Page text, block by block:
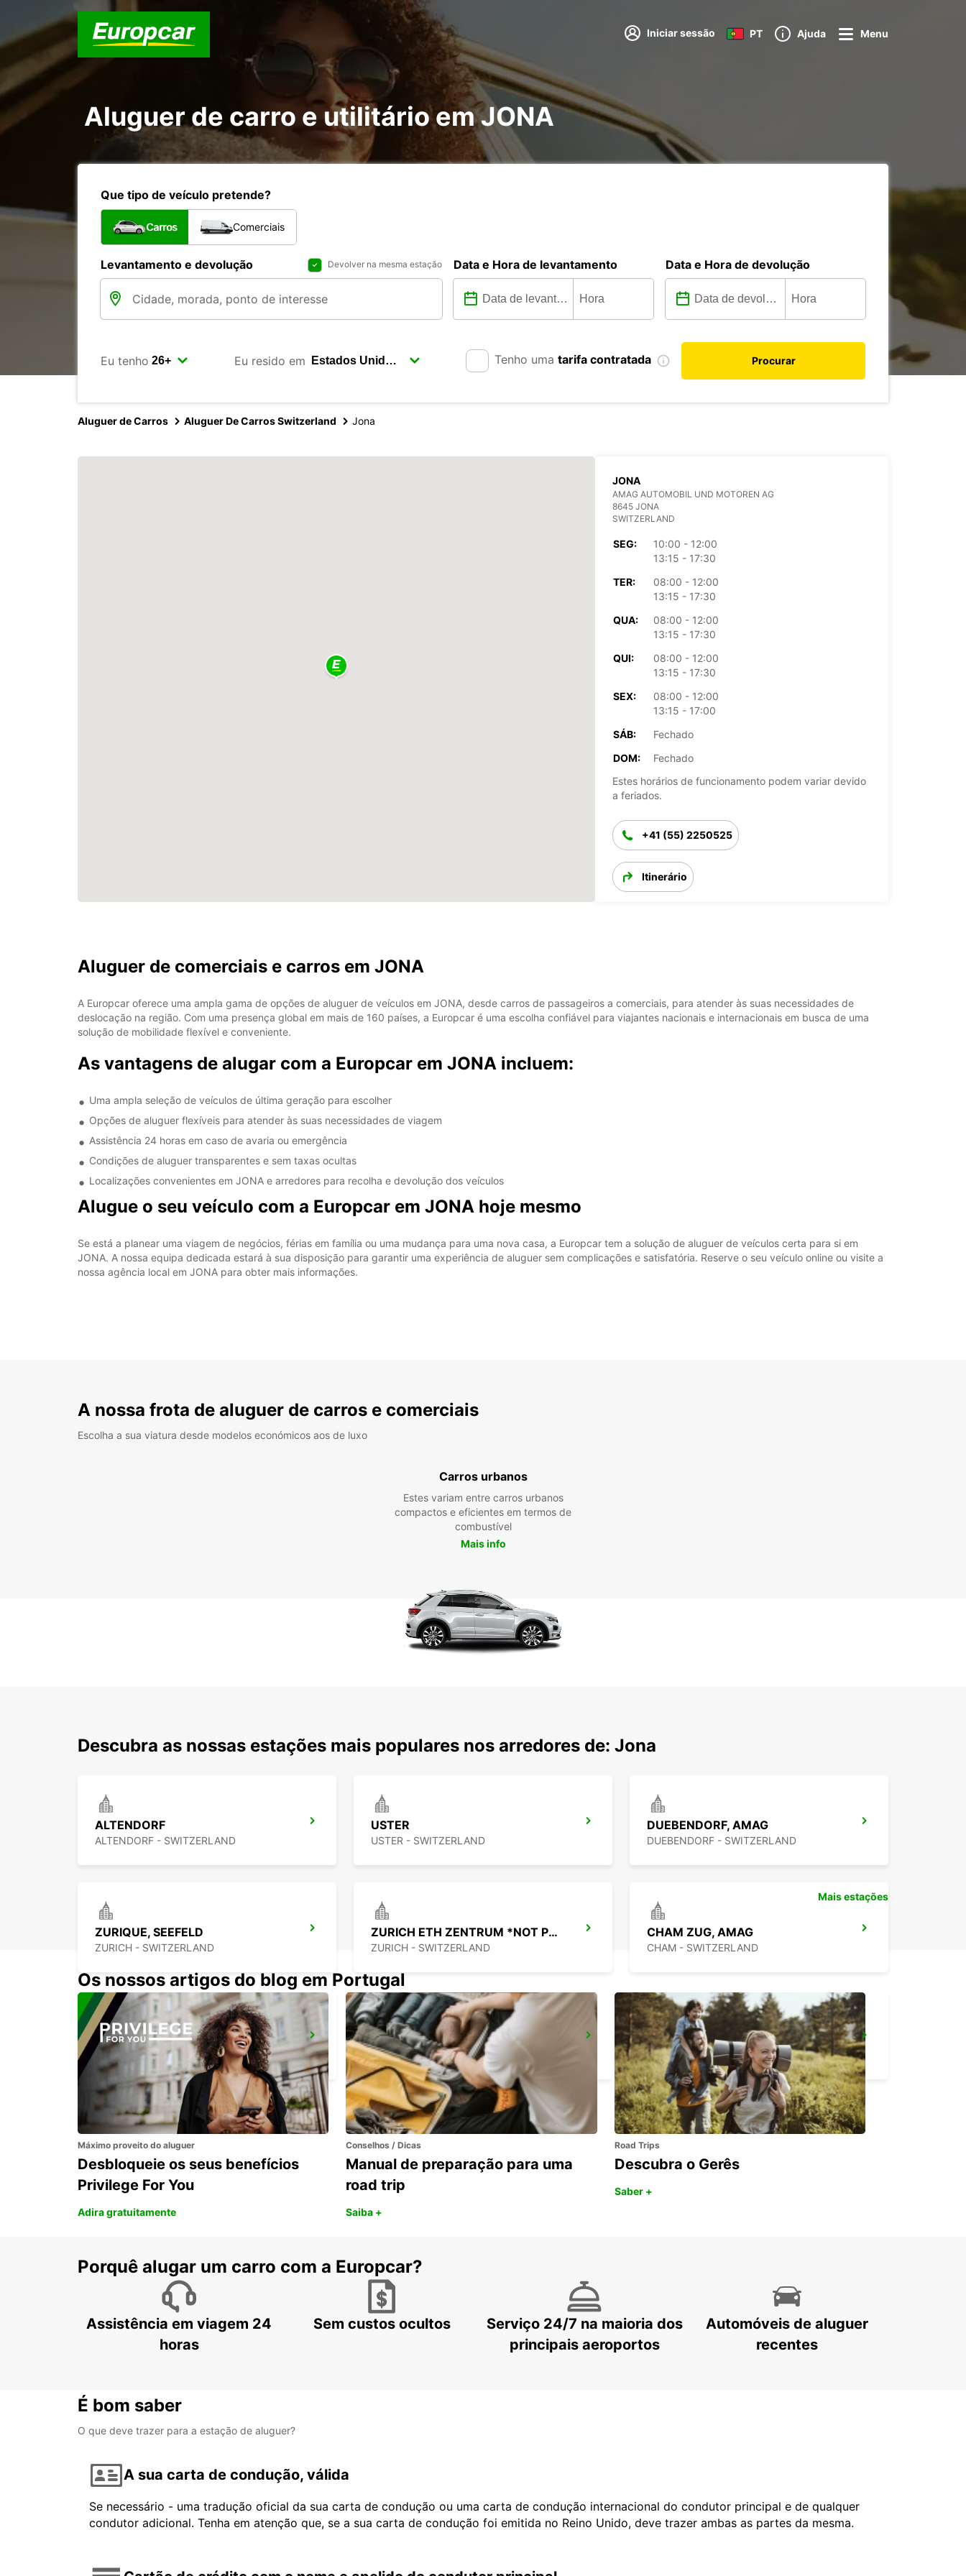
Iniciar sessão PT Ajuda Menu
Aluguer de carro e utilitário em JONA
Que tipo de veículo pretende?
Carros Comerciais
Levantamento e devolução Devolver na mesma estação Data e Hora de levantamento Data e Hora de devolução
Eu tenho Eu resido em Tenho uma tarifa contratada Procurar
Aluguer de Carros Aluguer De Carros Switzerland Jona
JONA
AMAG AUTOMOBIL UND MOTOREN AG
8645 JONA
SWITZERLAND
SEG:
10:00 - 12:00
13:15 - 17:30
TER:
08:00 - 12:00
13:15 - 17:30
QUA:
08:00 - 12:00
13:15 - 17:30
QUI:
08:00 - 12:00
13:15 - 17:30
SEX:
08:00 - 12:00
13:15 - 17:00
SÁB:
Fechado
DOM:
Fechado
Estes horários de funcionamento podem variar devido
a feriados.
+41 (55) 2250525
Itinerário
Aluguer de comerciais e carros em JONA
A Europcar oferece uma ampla gama de opções de aluguer de veículos em JONA, desde carros de passageiros a comerciais, para atender às suas necessidades de
deslocação na região. Com uma presença global em mais de 160 países, a Europcar é uma escolha confiável para viajantes nacionais e internacionais em busca de uma
solução de mobilidade flexível e conveniente.
As vantagens de alugar com a Europcar em JONA incluem:
Uma ampla seleção de veículos de última geração para escolher
Opções de aluguer flexíveis para atender às suas necessidades de viagem
Assistência 24 horas em caso de avaria ou emergência
Condições de aluguer transparentes e sem taxas ocultas
Localizações convenientes em JONA e arredores para recolha e devolução dos veículos
Alugue o seu veículo com a Europcar em JONA hoje mesmo
Se está a planear uma viagem de negócios, férias em família ou uma mudança para uma nova casa, a Europcar tem a solução de aluguer de veículos certa para si em
JONA. A nossa equipa dedicada estará à sua disposição para garantir uma experiência de aluguer sem complicações e satisfatória. Reserve o seu veículo online ou visite a
nossa agência local em JONA para obter mais informações.
A nossa frota de aluguer de carros e comerciais
Escolha a sua viatura desde modelos económicos aos de luxo
Carros urbanos
Estes variam entre carros urbanos
compactos e eficientes em termos de
combustível
Mais info
Descubra as nossas estações mais populares nos arredores de: Jona
ALTENDORF
ALTENDORF - SWITZERLAND
USTER
USTER - SWITZERLAND
DUEBENDORF, AMAG
DUEBENDORF - SWITZERLAND
ZURIQUE, SEEFELD
ZURICH - SWITZERLAND
ZURICH ETH ZENTRUM *NOT PUBLIC
ZURICH - SWITZERLAND
CHAM ZUG, AMAG
CHAM - SWITZERLAND
ZURICH BRUNAUPARK
ZURICH - SWITZERLAND ZURICH - SWITZERLAND
ZURIQUE, NORTE, OERLIKON
ZURICH - SWITZERLAND
Mais estações
Os nossos artigos do blog em Portugal
Máximo proveito do aluguer
Desbloqueie os seus benefícios
Privilege For You
Adira gratuitamente
Conselhos / Dicas
Manual de preparação para uma
road trip
Saiba +
Road Trips
Descubra o Gerês
Saber +
Porquê alugar um carro com a Europcar?
Assistência em viagem 24
horas
Sem custos ocultos
Serviço 24/7 na maioria dos
principais aeroportos
Automóveis de aluguer
recentes
É bom saber
O que deve trazer para a estação de aluguer?
A sua carta de condução, válida
Se necessário - uma tradução oficial da sua carta de condução ou uma carta de condução internacional do condutor principal e de qualquer
condutor adicional. Tenha em atenção que, se a sua carta de condução foi emitida no Reino Unido, deve trazer ambas as partes da mesma.